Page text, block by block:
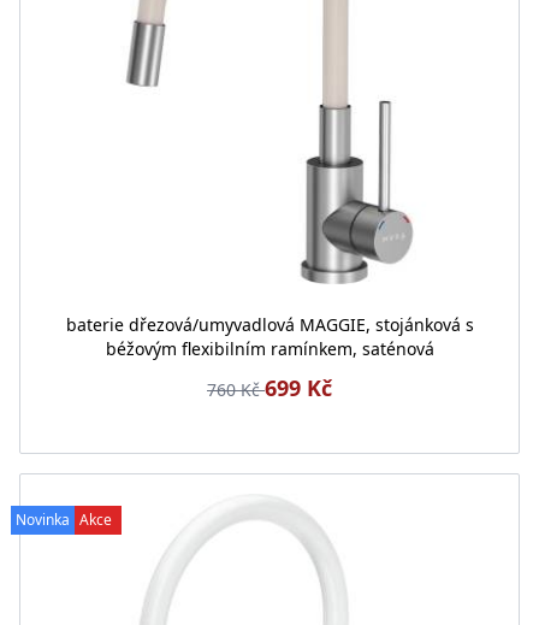
baterie dřezová/umyvadlová MAGGIE, stojánková s
béžovým flexibilním ramínkem, saténová
760 Kč699 Kč
Novinka Akce